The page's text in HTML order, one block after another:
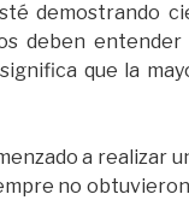
demostrando
deben
que la
a realizar
no